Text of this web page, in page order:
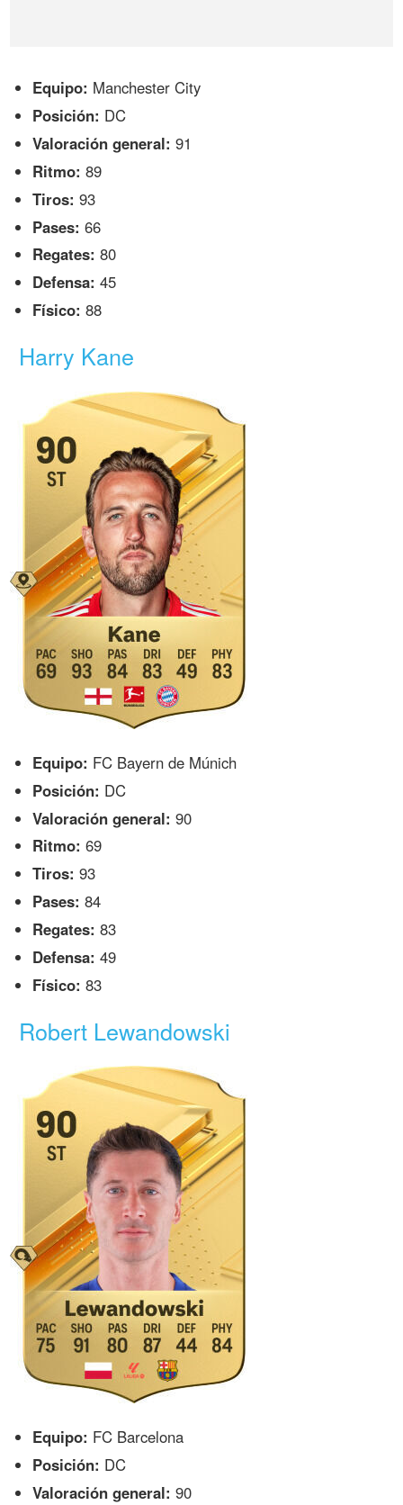
Equipo: Manchester City
Posición: DC
Valoración general: 91
Ritmo: 89
Tiros: 93
Pases: 66
Regates: 80
Defensa: 45
Físico: 88
Harry Kane
Equipo: FC Bayern de Múnich
Posición: DC
Valoración general: 90
Ritmo: 69
Tiros: 93
Pases: 84
Regates: 83
Defensa: 49
Físico: 83
Robert Lewandowski
Equipo: FC Barcelona
Posición: DC
Valoración general: 90